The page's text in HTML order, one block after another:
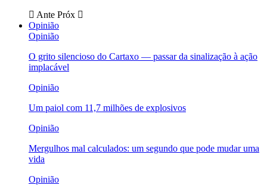
Ante Próx
Opinião
Opinião
O grito silencioso do Cartaxo — passar da sinalização à ação
implacável
Opinião
Um paiol com 11,7 milhões de explosivos
Opinião
Mergulhos mal calculados: um segundo que pode mudar uma
vida
Opinião